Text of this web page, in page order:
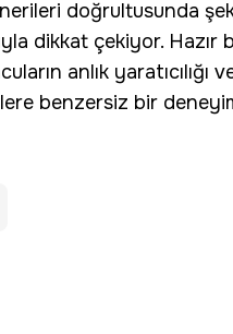
doğrultusunda
dikkat çekiyor. Hazır
anlık
benzersiz bir